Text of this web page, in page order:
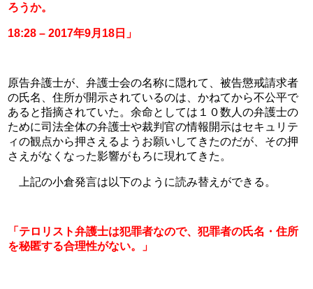
ろうか。
18:28 – 2017年9月18日」
原告弁護士が、弁護士会の名称に隠れて、被告懲戒請求者
の氏名、住所が開示されているのは、かねてから不公平で
あると指摘されていた。余命としては１０数人の弁護士の
ために司法全体の弁護士や裁判官の情報開示はセキュリテ
ィの観点から押さえるようお願いしてきたのだが、その押
さえがなくなった影響がもろに現れてきた。
上記の小倉発言は以下のように読み替えができる。
「テロリスト弁護士は犯罪者なので、犯罪者の氏名・住所
を秘匿する合理性がない。」